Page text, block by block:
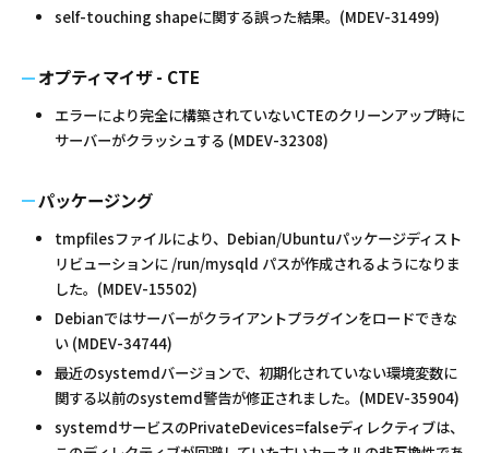
self-touching shapeに関する誤った結果。(MDEV-31499)
オプティマイザ - CTE
エラーにより完全に構築されていないCTEのクリーンアップ時に
サーバーがクラッシュする (MDEV-32308)
パッケージング
tmpfilesファイルにより、Debian/Ubuntuパッケージディスト
リビューションに /run/mysqld パスが作成されるようになりま
した。(MDEV-15502)
Debianではサーバーがクライアントプラグインをロードできな
い (MDEV-34744)
最近のsystemdバージョンで、初期化されていない環境変数に
関する以前のsystemd警告が修正されました。(MDEV-35904)
systemdサービスのPrivateDevices=falseディレクティブは、